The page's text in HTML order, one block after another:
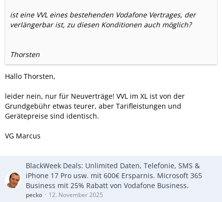
ist eine VVL eines bestehenden Vodafone Vertrages, der
verlängerbar ist, zu diesen Konditionen auch möglich?
Thorsten
Hallo Thorsten,
leider nein, nur für Neuverträge! VVL im XL ist von der
Grundgebühr etwas teurer, aber Tarifleistungen und
Gerätepreise sind identisch.
VG Marcus
BlackWeek Deals: Unlimited Daten, Telefonie, SMS &
iPhone 17 Pro usw. mit 600€ Ersparnis. Microsoft 365
Business mit 25% Rabatt von Vodafone Business.
pecko 12. November 2025